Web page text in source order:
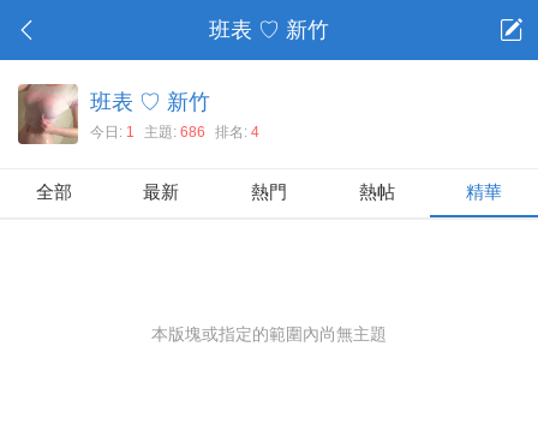
班表 ♡ 新竹
班表 ♡ 新竹
今日: 1 主題:686 排名:4
全部 最新 熱門 熱帖 精華
本版塊或指定的範圍內尚無主題